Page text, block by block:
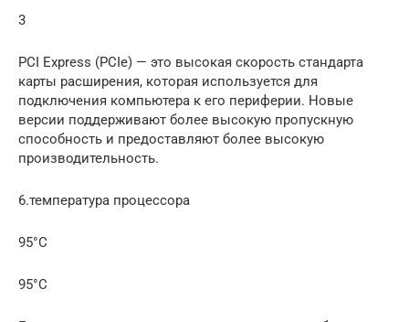
3
PCI Express (PCIe) — это высокая скорость стандарта
карты расширения, которая используется для
подключения компьютера к его периферии. Новые
версии поддерживают более высокую пропускную
способность и предоставляют более высокую
производительность.
6.температура процессора
95°C
95°C